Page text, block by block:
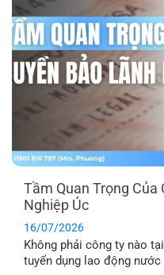
Tầm Quan Trọng Của
Nghiệp Úc
16/07/2026
Không phải công ty nào
tuyển dụng lao động